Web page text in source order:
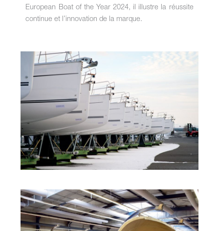
European Boat of the Year 2024, il illustre la réussite
continue et l’innovation de la marque.